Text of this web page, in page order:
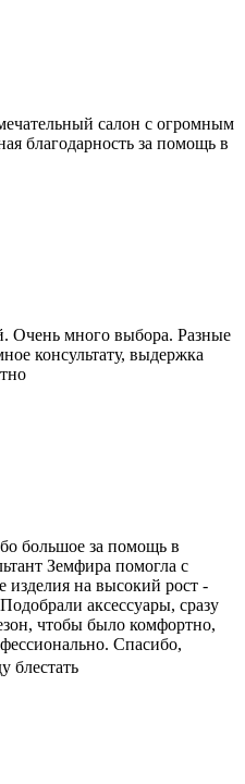
салон с огромным
благодарность за помощь в
Очень много выбора. Разные
консультату, выдержка
большое за помощь в
Земфира помогла с
изделия на высокий рост -
аксессуары, сразу
чтобы было комфортно,
Спасибо,
блестать